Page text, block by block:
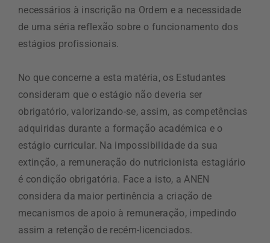
necessários à inscrição na Ordem e a necessidade
de uma séria reflexão sobre o funcionamento dos
estágios profissionais.
No que concerne a esta matéria, os Estudantes
consideram que o estágio não deveria ser
obrigatório, valorizando-se, assim, as competências
adquiridas durante a formação académica e o
estágio curricular. Na impossibilidade da sua
extinção, a remuneração do nutricionista estagiário
é condição obrigatória. Face a isto, a ANEN
considera da maior pertinência a criação de
mecanismos de apoio à remuneração, impedindo
assim a retenção de recém-licenciados.